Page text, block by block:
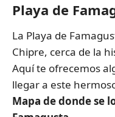
Playa de
La Playa de
Chipre, cerca de la
Aquí te ofrecemos
llegar a este
Mapa de donde se